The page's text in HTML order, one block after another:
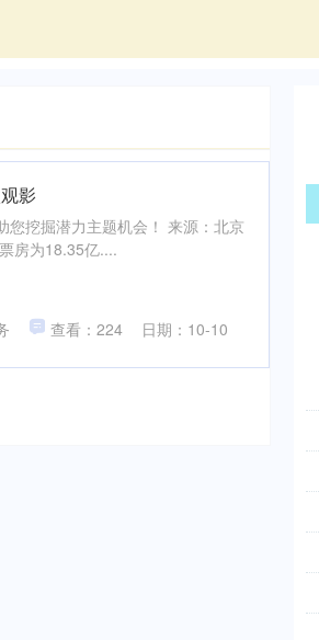
影
您挖掘潜力主题机会！ 来源：北京
房为18.35亿....
查看：224 日期：10-10